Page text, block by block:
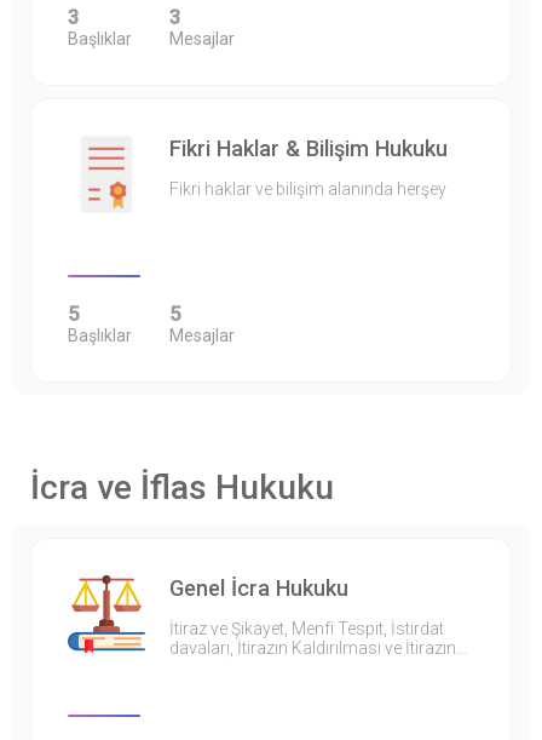
3
Başlıklar
3
Mesajlar
Fikri Haklar & Bilişim Hukuku
Fikri haklar ve bilişim alanında herşey
5
Başlıklar
5
Mesajlar
İcra ve İflas Hukuku
Genel İcra Hukuku
İtiraz ve Şikayet, Menfi Tespit, İstirdat
davaları, İtirazın Kaldırılması ve İtirazın…